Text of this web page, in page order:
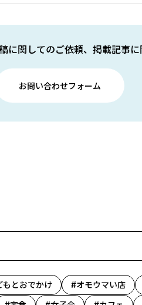
に関してのご依頼、掲載記事
お問い合わせフォーム
もとおでかけ オモウマい店